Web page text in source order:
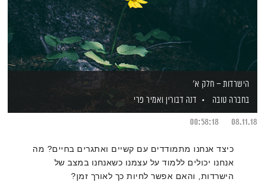
הישרדות – חלק א'
בחברה טובה
דנה דבורין ואמיר פרי
08.11.18
00:58:18
כיצד אנחנו מתמודדים עם קשיים ואתגרים בחיים? מה
אנחנו יכולים ללמוד על עצמנו כשאנחנו במצב של
הישרדות, והאם אפשר לחיות כך לאורך זמן?